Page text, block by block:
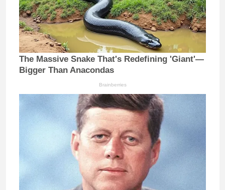
The Massive Snake That's Redefining 'Giant'—
Bigger Than Anacondas
Brainberries